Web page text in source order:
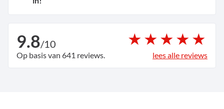
9.8/10
Op basis van 641 reviews. lees alle reviews